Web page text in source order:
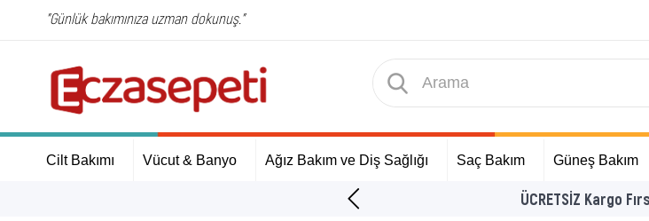
"Günlük bakımınıza uzman dokunuş."
Cilt Bakımı Vücut & Banyo Ağız Bakım ve Diş Sağlığı Saç Bakım Güneş Bakım
İlk Alışverişinize